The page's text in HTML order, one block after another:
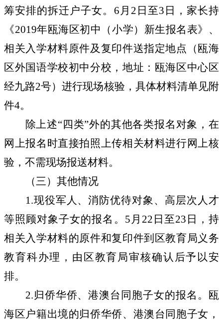
筹安排的拆迁户子女。 6 月 2 日至3 日，家长持
《2019年瓯海区初中（小学）新生报名表》、
相关入学材料原件及复印件送指定地点（瓯海
区外国语学校初中分校，地址：瓯海区中心区
经九路2号）进行现场核验，具体材料清单见附
件4。
除上述“四类”外的其他各类报名对象，在
网上报名时直接拍照上传相关材料进行网上核
验，不需现场报送材料。
（三）其他情况
1.现役军人、消防优待对象、高层次人才
等照顾对象子女的报名。 5 月 22 日至23 日，持
相关入学材料的原件和复印件到区教育局义务
教育科办理，由区教育局审核确认后予以安
排。
2.归侨华侨、港澳台同胞子女的报名。瓯
海区户籍出境的归侨华侨、港澳台同胞子女，